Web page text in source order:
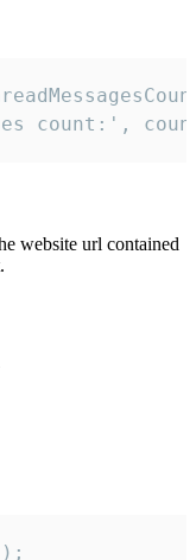
count:',
website url contained